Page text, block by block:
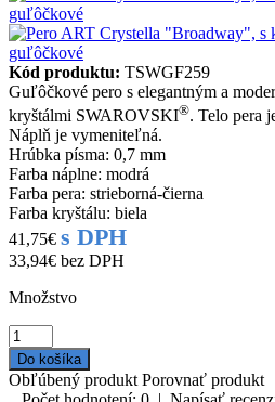
Kód produktu: TSWGF259
Guľôčkové pero s elegantným a
kryštálmi SWAROVSKI®. Telo pera
Náplň je vymeniteľná.
Hrúbka písma: 0,7 mm
Farba náplne: modrá
Farba pera: strieborná-čierna
Farba kryštálu: biela
41,75€ s DPH
33,94€ bez DPH
Množstvo
Obľúbený produkt Porovnať produkt